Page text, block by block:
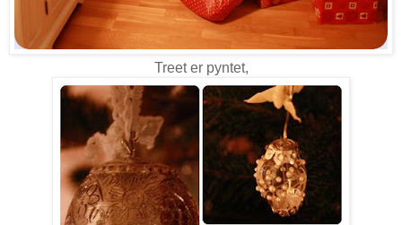
Treet er pyntet,